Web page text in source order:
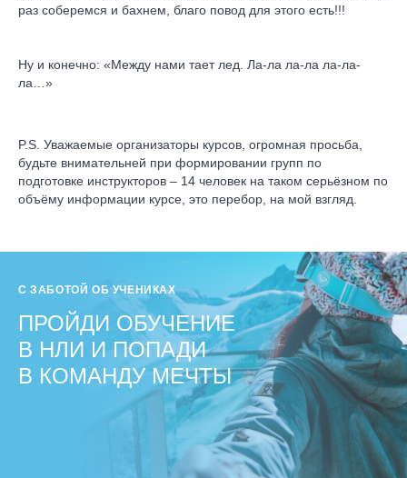
раз соберемся и бахнем, благо повод для этого есть!!!
Ну и конечно: «Между нами тает лед. Ла-ла ла-ла ла-ла-
ла…»
P.S. Уважаемые организаторы курсов, огромная просьба,
будьте внимательней при формировании групп по
подготовке инструкторов – 14 человек на таком серьёзном по
объёму информации курсе, это перебор, на мой взгляд.
С ЗАБОТОЙ ОБ УЧЕНИКАХ
ПРОЙДИ ОБУЧЕНИЕ
В НЛИ И ПОПАДИ
В КОМАНДУ МЕЧТЫ